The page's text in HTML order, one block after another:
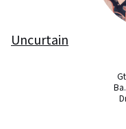
Uncurtain